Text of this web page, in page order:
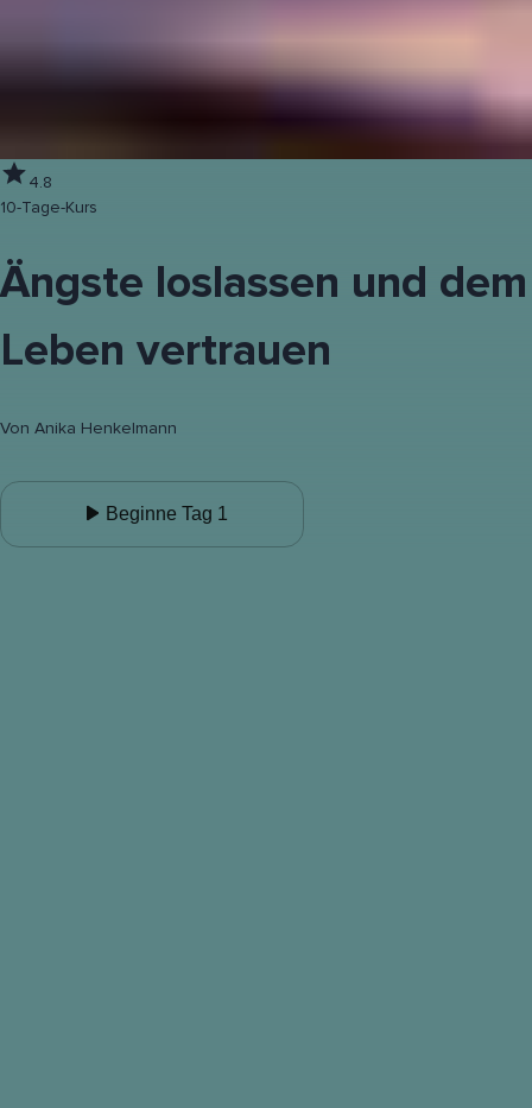
4.8
10-Tage-Kurs
Ängste loslassen und dem
Leben vertrauen
Von Anika Henkelmann
Beginne Tag 1